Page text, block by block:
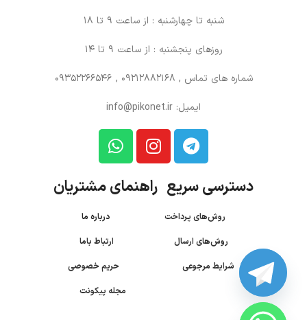
شنبه تا چهارشنبه : از ساعت 9 تا 18
روزهای پنجشنبه : از ساعت 9 تا 14
شماره های تماس , 09212882168 , 09352266546
ایمیل: info@pikonet.ir
دسترسی سریع راهنمای مشتریان
روش‌های پرداخت درباره ما
روش‌های ارسال
ارتباط باما
شرایط مرجوعی
حریم خصوصی
مجله پیکونت